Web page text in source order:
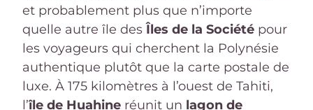
et probablement plus que n’importe
quelle autre île desÎles de la Société pour
les voyageurs qui cherchent la Polynésie
authentique plutôt que la carte postale de
luxe. À 175 kilomètres à l’ouest de Tahiti,
l’île de Huahine réunit un lagon de